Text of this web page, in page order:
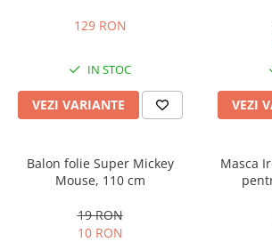
129 RON
IN STOC
VEZI VARIANTE VEZI
Balon folie Super Mickey
Mouse, 110 cm
19 RON
10 RON
Masca